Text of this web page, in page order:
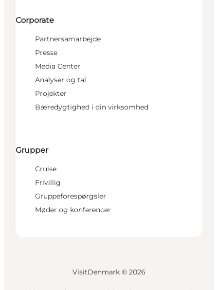
Corporate
Partnersamarbejde
Presse
Media Center
Analyser og tal
Projekter
Bæredygtighed i din virksomhed
Grupper
Cruise
Frivillig
Gruppeforespørgsler
Møder og konferencer
VisitDenmark © 2026